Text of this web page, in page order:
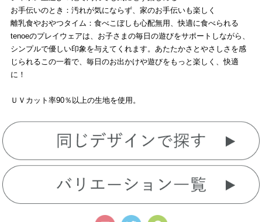
お手伝いのとき：汚れが気にならず、家のお手伝いも楽しく
離乳食やおやつタイム：食べこぼしも心配無用、快適に食べられる
tenoeのプレイウェアは、お子さまの毎日の遊びをサポートしながら、
シンプルで優しい印象を与えてくれます。あたたかさとやさしさを感
じられるこの一着で、毎日のお出かけや遊びをもっと楽しく、快適
に！
ＵＶカット率90％以上の生地を使用。